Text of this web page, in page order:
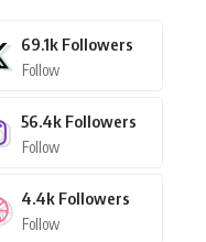
69.1k Followers
Follow
56.4k Followers
Follow
4.4k Followers
Follow